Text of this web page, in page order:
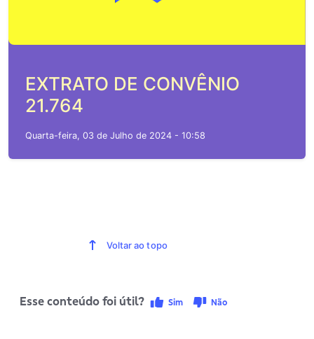
EXTRATO DE CONVÊNIO
21.764
Quarta-feira, 03 de Julho de 2024 - 10:58
Voltar ao topo
Esse conteúdo foi útil? Sim Não